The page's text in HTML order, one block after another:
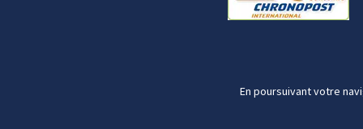
En poursuivant votre